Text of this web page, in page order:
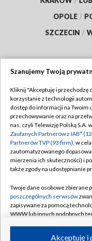
OPOLE /
SZCZECIN /
Abonament TVP
Emisja w TVP
Centrum informacji
Naziemna Telewizja
Rada Programowa
System NOS
Informacje o nadawcy
Szanujemy Twoją
Kliknij "Akceptuję i przechodzę
korzystanie z technologii
dostęp do informacji na Twoim
przechowywanie oraz na
nas, czyli Telewizję Polską S.A.
Zaufanych Partnerów z IAB*
Partnerów TVP (93 firm), w
zautomatyzowanego
mierzenia ich skuteczności) i
także zgody na udostępnianie
Twoje dane osobowe zbierane
poszczególnych serwisów
zapisywane za pomocą
WWW lub innych podobnych
Akceptuję i